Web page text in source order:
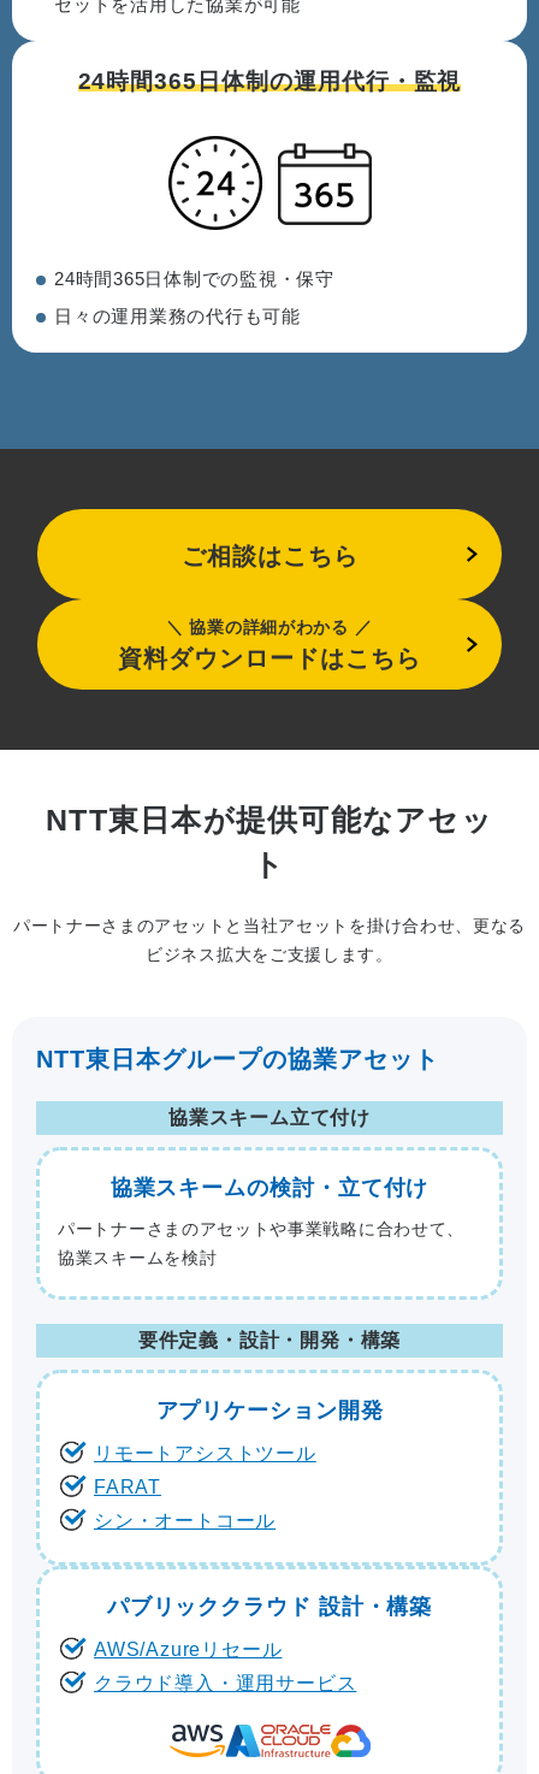
セットを活用した協業が可能
24時間365日体制の運用代行・監視
24時間365日体制での監視・保守
日々の運用業務の代行も可能
ご相談はこちら
協業の詳細がわかる
資料ダウンロードはこちら
NTT東日本が提供可能なアセッ
ト
パートナーさまのアセットと当社アセットを掛け合わせ、更なる
ビジネス拡大をご支援します。
NTT東日本グループの協業アセット
協業スキーム立て付け
協業スキームの検討・立て付け
パートナーさまのアセットや事業戦略に合わせて、
協業スキームを検討
要件定義・設計・開発・構築
アプリケーション開発
リモートアシストツール
FARAT
シン・オートコール
パブリッククラウド 設計・構築
AWS/Azureリセール
クラウド導入・運用サービス